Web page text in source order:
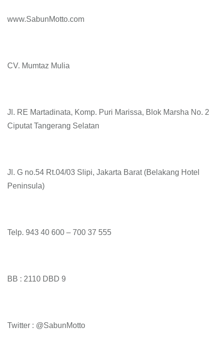
www.SabunMotto.com
CV. Mumtaz Mulia
Jl. RE Martadinata, Komp. Puri Marissa, Blok Marsha No. 2
Ciputat Tangerang Selatan
Jl. G no.54 Rt.04/03 Slipi, Jakarta Barat (Belakang Hotel
Peninsula)
Telp. 943 40 600 – 700 37 555
BB : 2110 DBD 9
Twitter : @SabunMotto